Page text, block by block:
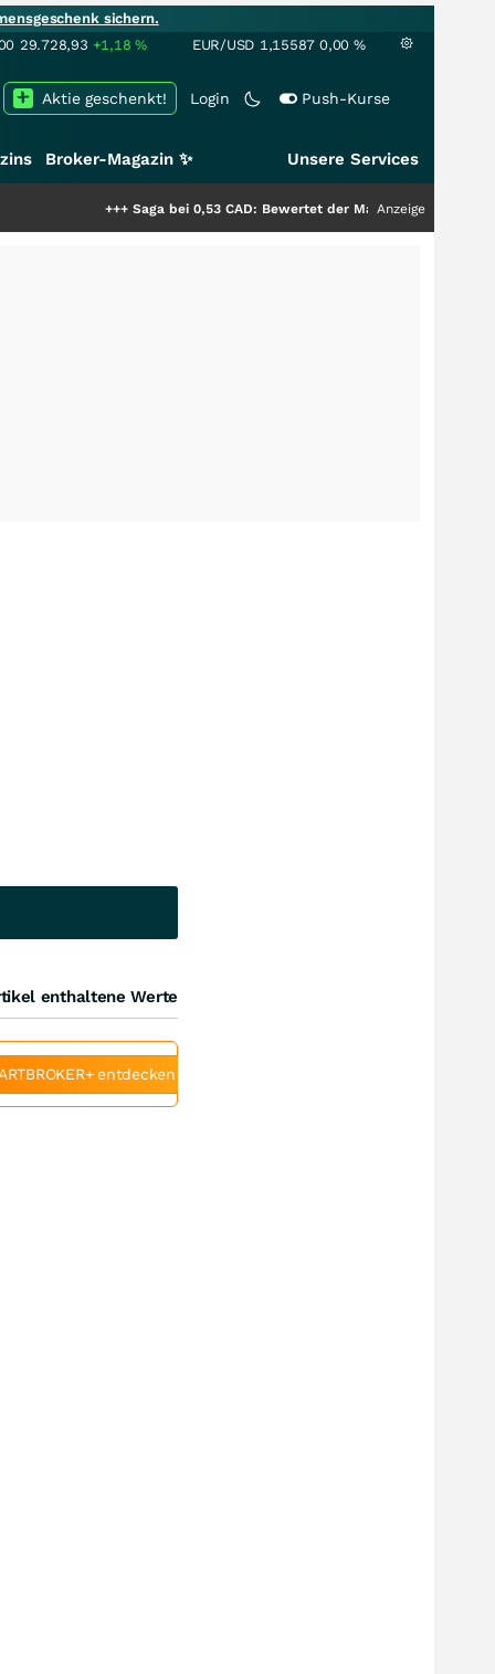
sichern.
29.728,93 +1,18% EUR/USD 1,15587 0,00 %
Login Push-Kurse
Aktie geschenkt!
Broker-Magazin ✨ Unsere Services
Saga bei 0,53 CAD: Bewertet der Markt noch immer nur die
Anzeige
enthaltene Werte
entdecken